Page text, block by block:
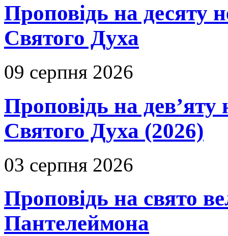
Проповідь на десяту
Святого Духа
09 серпня 2026
Проповідь на дев’яту
Святого Духа (2026)
03 серпня 2026
Проповідь на свято
Пантелеймона